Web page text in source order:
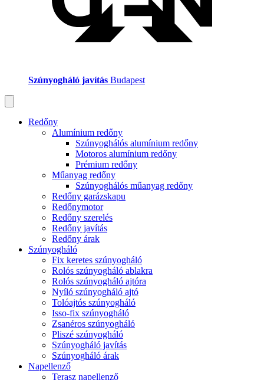
Szúnyogháló javítás Budapest
Redőny
Alumínium redőny
Szúnyoghálós alumínium redőny
Motoros alumínium redőny
Prémium redőny
Műanyag redőny
Szúnyoghálós műanyag redőny
Redőny garázskapu
Redőnymotor
Redőny szerelés
Redőny javítás
Redőny árak
Szúnyogháló
Fix keretes szúnyogháló
Rolós szúnyogháló ablakra
Rolós szúnyogháló ajtóra
Nyíló szúnyogháló ajtó
Tolóajtós szúnyogháló
Isso-fix szúnyogháló
Zsanéros szúnyogháló
Pliszé szúnyogháló
Szúnyogháló javítás
Szúnyogháló árak
Napellenző
Terasz napellenző